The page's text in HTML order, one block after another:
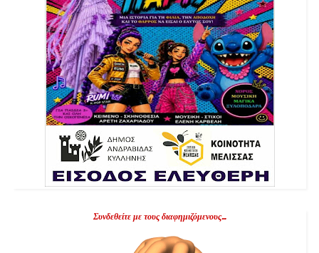
Συνδεθείτε με τους διαφημιζόμενους...